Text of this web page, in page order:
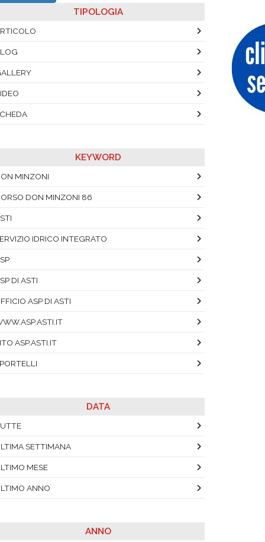
TIPOLOGIA
KEYWORD
MINZONI
DON MINZONI 86
IDRICO INTEGRATO
DI ASTI
ASP DI ASTI
ASP.ASTI.IT
DATA
SETTIMANA
MESE
ANNO
ANNO